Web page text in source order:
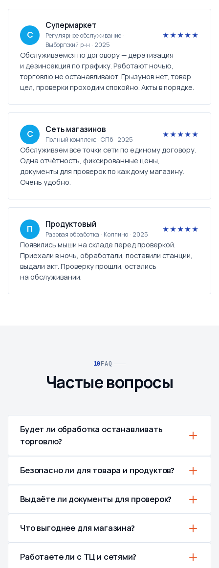
С
Супермаркет
Регулярное обслуживание ·
Выборгский р-н · 2025
★★★★★
Обслуживаемся по договору — дератизация
и дезинсекция по графику. Работают ночью,
торговлю не останавливают. Грызунов нет, товар
цел, проверки проходим спокойно. Акты в порядке.
С Сеть магазинов
Полный комплекс · СПб · 2025
★★★★★
Обслуживаем все точки сети по единому договору.
Одна отчётность, фиксированные цены,
документы для проверок по каждому магазину.
Очень удобно.
П Продуктовый
Разовая обработка · Колпино · 2025
★★★★★
Появились мыши на складе перед проверкой.
Приехали в ночь, обработали, поставили станции,
выдали акт. Проверку прошли, остались
на обслуживании.
FAQ
Частые вопросы
Будет ли обработка останавливать
торговлю?
Безопасно ли для товара и продуктов?
Выдаёте ли документы для проверок?
Что выгоднее для магазина?
Работаете ли с ТЦ и сетями?